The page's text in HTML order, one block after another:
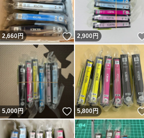
2,660円 いいね！
2,900円
5,000円 いいね！
5,800円